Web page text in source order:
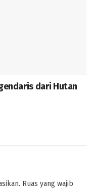
dari Hutan
Ruas yang wajib